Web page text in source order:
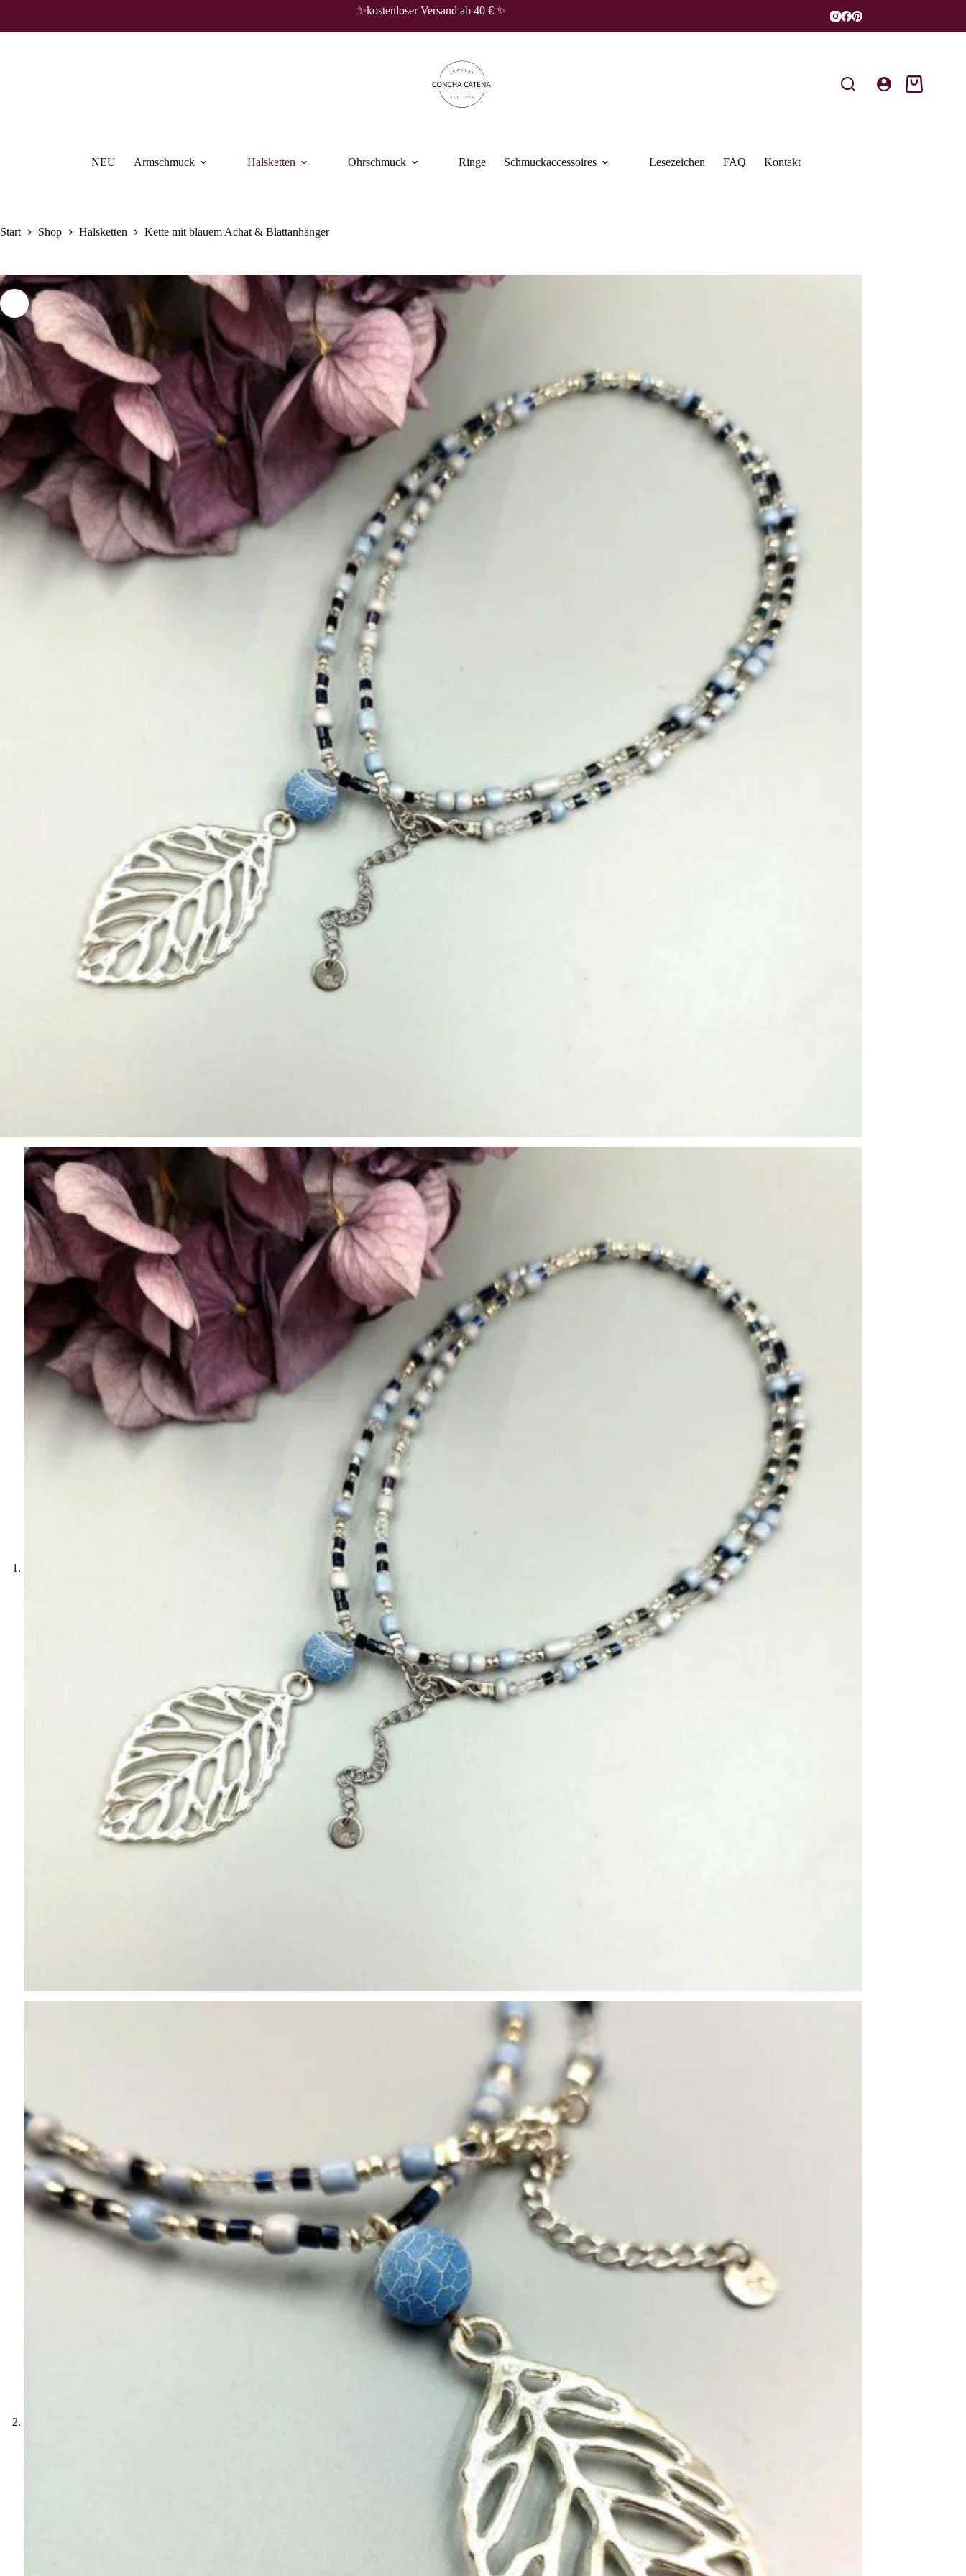
springen
✨kostenloser Versand ab 40 € ✨
Warenkorb
NEU Armschmuck Halsketten Ohrschmuck Ringe Schmuckaccessoires Lesezeichen FAQ Kontakt
Start Shop Halsketten Kette mit blauem Achat & Blattanhänger